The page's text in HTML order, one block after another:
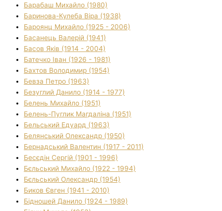
Барабаш Михайло (1980)
Баринова-Кулеба Віра (1938)
Бароянц Михайло (1925 - 2006)
Басанець Валерій (1941)
Басов Яків (1914 - 2004)
Батечко Іван (1926 - 1981)
Бахтов Володимир (1954)
Бевза Петро (1963)
Безуглий Данило (1914 - 1977)
Белень Михайло (1951)
Белень-Пуглик Магдаліна (1951)
Бельський Едуард (1963)
Белянський Олександр (1950)
Бернадський Валентин (1917 - 2011)
Бесєдін Сергій (1901 - 1996)
Бєльський Михайло (1922 - 1994)
Бєльський Олександр (1954)
Биков Євген (1941 - 2010)
Бідношей Данило (1924 - 1989)